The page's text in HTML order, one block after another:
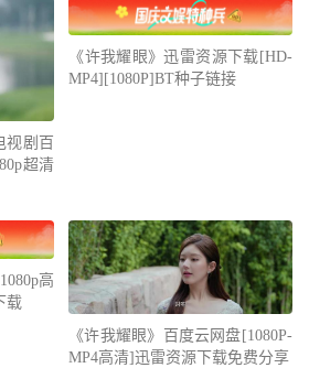
视剧百
超清
《许我耀眼》迅雷资源下载[HD-
MP4][1080P]BT种子链接
高
载
《许我耀眼》百度云网盘[1080P-
MP4高清]迅雷资源下载免费分享